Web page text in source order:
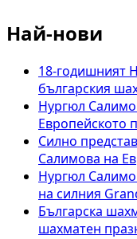
се
в
Най-нови
18-годишният
българския
Нургюл
Европейското
Силно
Салимова на
Нургюл
на силния
Българска
шахматен